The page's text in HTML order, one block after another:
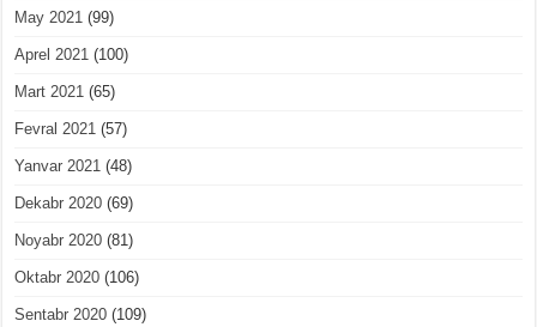
May 2021 (99)
Aprel 2021 (100)
Mart 2021 (65)
Fevral 2021 (57)
Yanvar 2021 (48)
Dekabr 2020 (69)
Noyabr 2020 (81)
Oktabr 2020 (106)
Sentabr 2020 (109)